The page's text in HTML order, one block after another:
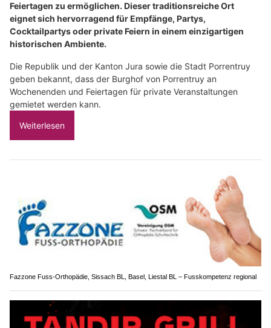
Feiertagen zu ermöglichen. Dieser traditionsreiche Ort
eignet sich hervorragend für Empfänge, Partys,
Cocktailpartys oder private Feiern in einem einzigartigen
historischen Ambiente.
Die Republik und der Kanton Jura sowie die Stadt Porrentruy
geben bekannt, dass der Burghof von Porrentruy an
Wochenenden und Feiertagen für private Veranstaltungen
gemietet werden kann.
Weiterlesen
Fazzone Fuss-Orthopädie, Sissach BL, Basel, Liestal BL – Fusskompetenz regional